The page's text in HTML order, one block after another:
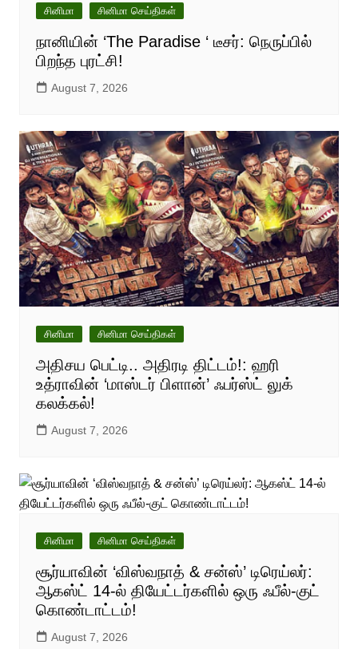
சினிமா சினிமா செய்திகள்
நானியின் ‘The Paradise ‘ டீசர்: நெருப்பில்
பிறந்த புரட்சி!
August 7, 2026
சினிமா சினிமா செய்திகள்
அதிசய பெட்டி.. அதிரடி திட்டம்!: ஹரி
உத்ராவின் ‘மாஸ்டர் பிளான்’ ஃபர்ஸ்ட் லுக்
கலக்கல்!
August 7, 2026
சினிமா சினிமா செய்திகள்
சூர்யாவின் ‘விஸ்வநாத் & சன்ஸ்’ டிரெய்லர்:
ஆகஸ்ட் 14-ல் தியேட்டர்களில் ஒரு ஃபீல்-குட்
கொண்டாட்டம்!
August 7, 2026